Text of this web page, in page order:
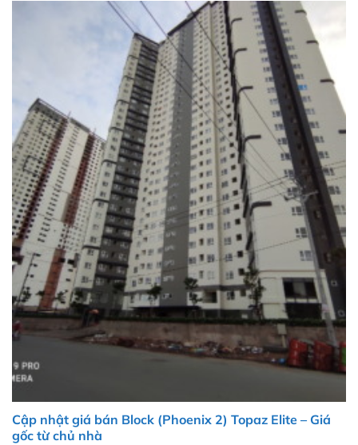
Cập nhật giá bán Block (Phoenix 2) Topaz Elite – Giá
gốc từ chủ nhà